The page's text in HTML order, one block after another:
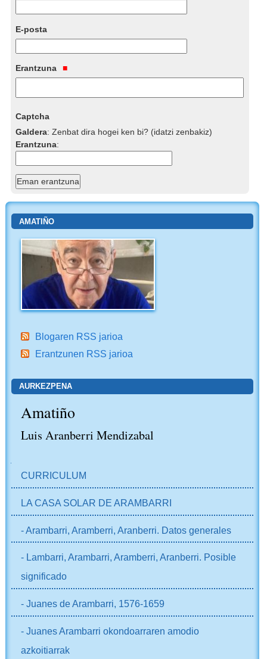
E-posta
Erantzuna
Captcha
Galdera:Zenbat dira hogei ken bi? (idatzi zenbakiz)
Erantzuna:
AMATIÑO
Blogaren RSS jarioa
Erantzunen RSS jarioa
AURKEZPENA
Amatiño
Luis Aranberri Mendizabal
CURRICULUM
LA CASA SOLAR DE ARAMBARRI
- Arambarri, Aramberri, Aranberri. Datos generales
- Lambarri, Arambarri, Aramberri, Aranberri. Posible
significado
- Juanes de Arambarri, 1576-1659
- Juanes Arambarri okondoarraren amodio
azkoitiarrak